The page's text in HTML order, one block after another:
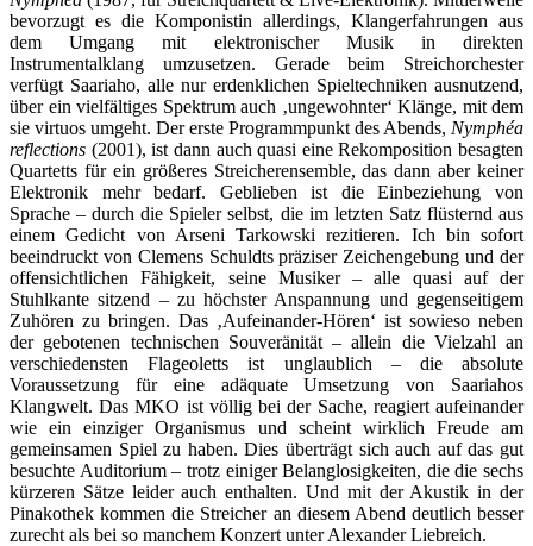
bevorzugt es die Komponistin allerdings, Klangerfahrungen aus
dem Umgang mit elektronischer Musik in direkten
Instrumentalklang umzusetzen. Gerade beim Streichorchester
verfügt Saariaho, alle nur erdenklichen Spieltechniken ausnutzend,
über ein vielfältiges Spektrum auch ‚ungewohnter‘ Klänge, mit dem
sie virtuos umgeht. Der erste Programmpunkt des Abends, Nymphéa
reflections (2001), ist dann auch quasi eine Rekomposition besagten
Quartetts für ein größeres Streicherensemble, das dann aber keiner
Elektronik mehr bedarf. Geblieben ist die Einbeziehung von
Sprache – durch die Spieler selbst, die im letzten Satz flüsternd aus
einem Gedicht von Arseni Tarkowski rezitieren. Ich bin sofort
beeindruckt von Clemens Schuldts präziser Zeichengebung und der
offensichtlichen Fähigkeit, seine Musiker – alle quasi auf der
Stuhlkante sitzend – zu höchster Anspannung und gegenseitigem
Zuhören zu bringen. Das ‚Aufeinander-Hören‘ ist sowieso neben
der gebotenen technischen Souveränität – allein die Vielzahl an
verschiedensten Flageoletts ist unglaublich – die absolute
Voraussetzung für eine adäquate Umsetzung von Saariahos
Klangwelt. Das MKO ist völlig bei der Sache, reagiert aufeinander
wie ein einziger Organismus und scheint wirklich Freude am
gemeinsamen Spiel zu haben. Dies überträgt sich auch auf das gut
besuchte Auditorium – trotz einiger Belanglosigkeiten, die die sechs
kürzeren Sätze leider auch enthalten. Und mit der Akustik in der
Pinakothek kommen die Streicher an diesem Abend deutlich besser
zurecht als bei so manchem Konzert unter Alexander Liebreich.